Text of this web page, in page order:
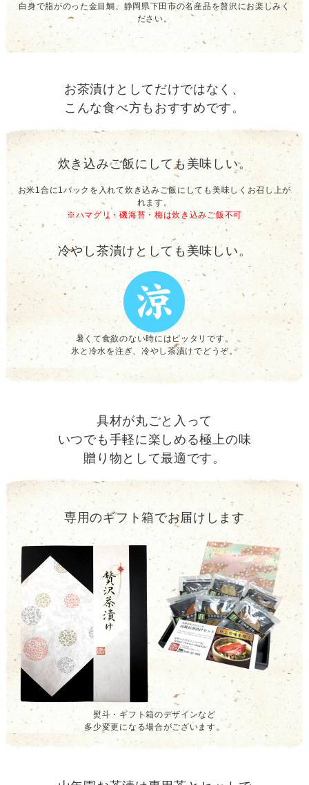
白身で脂がのった金目鯛、静岡県下田市の名産品を贅沢にお楽しみく
ださい。
お茶漬けとしてだけではなく、
こんな食べ方もおすすめです。
炊き込みご飯にしても美味しい。
お米1合に1パックを入れて炊き込みご飯にしても美味しくお召し上が
れます。
※ハマグリ・磯海苔・梅は炊き込みご飯不可
冷やし茶漬けとしても美味しい。
暑くて食欲のない時にはピッタリです。
氷と冷水を注ぎ、冷やし茶漬けでどうぞ。
具材が丸ごと入って
いつでも手軽に楽しめる極上の味
贈り物として最適です。
専用のギフト箱でお届けします
熨斗・ギフト箱のデザインなど
多少変更になる場合がございます。